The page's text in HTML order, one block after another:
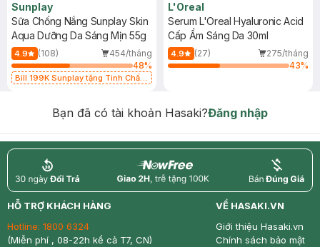
Sunplay
Sữa Chống Nắng Sunplay Skin
Aqua Dưỡng Da Sáng Mịn 55g
4.9 (108)
454/tháng
48%
Bill 199K Sunplay tặng Tinh Chất
L'Oreal
Serum L'Oreal Hyaluronic Acid
Cấp Ẩm Sáng Da 30ml
4.9 (27)
275/tháng
43%
Bạn đã có tài khoản Hasaki?Đăng nhập
return nowfree price
HỖ TRỢ KHÁCH HÀNG
Hotline: 1800 6324
(Miễn phí , 08-22h kể cả T7, CN)
VỀ HASAKI.VN
Giới thiệu Hasaki.vn
Chính sách bảo mật